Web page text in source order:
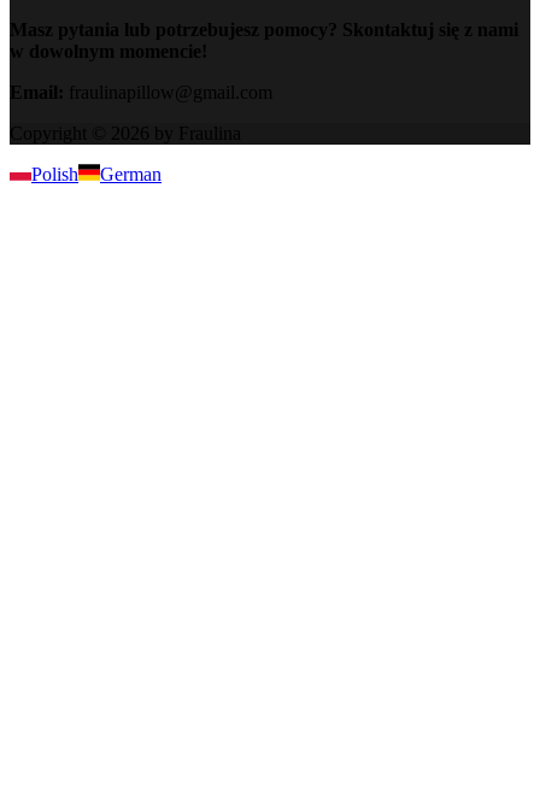
Masz pytania lub potrzebujesz pomocy? Skontaktuj się z nami
w dowolnym momencie!
Email: fraulinapillow@gmail.com
Copyright © 2026 by Fraulina
Polish
German